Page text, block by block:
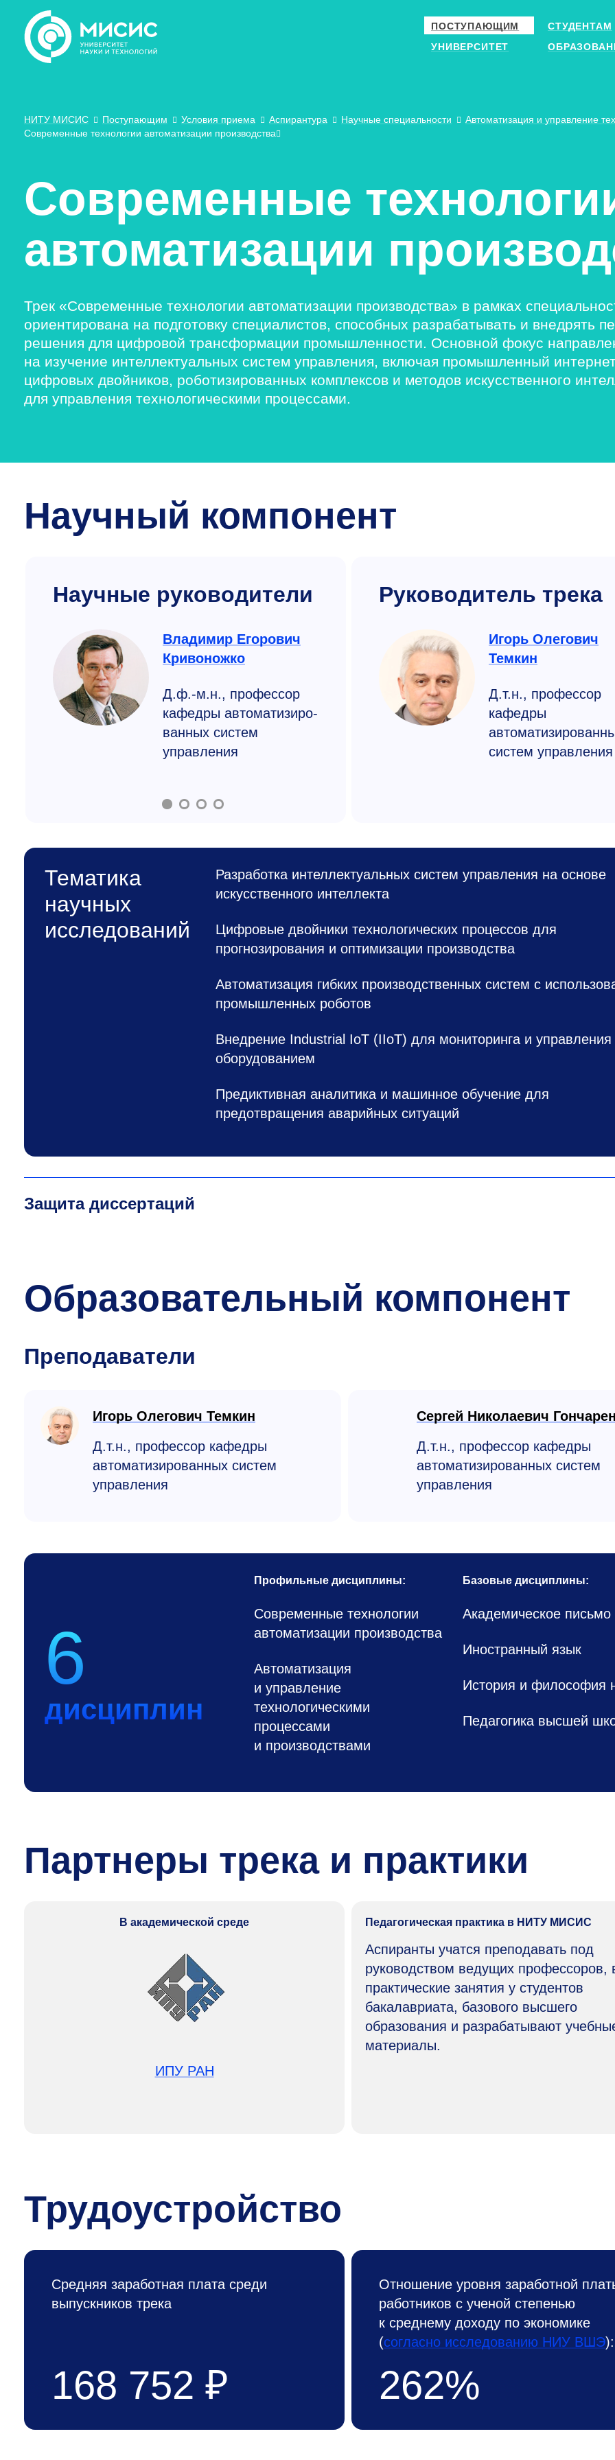
ПОСТУПАЮЩИМ
СТУДЕНТАМ
УНИВЕРСИТЕТ
НИТУ МИСИС Поступающим Условия приема Аспирантура Научные специальности
Автоматизация и управление
Современные технологии автоматизации производства
Современные
автоматизации
Трек «Современные технологии автоматизации производства» в рамках
ориентирована на подготовку специалистов, способных разрабатывать и внедрять
решения для цифровой трансформации промышленности. Основной фокус
на изучение интеллектуальных систем управления, включая промышленный
цифровых двойников, роботизированных комплексов и методов искусственного
для управления технологическими процессами.
Научный компонент
Научные руководители
Владимир Егорович
Кривоножко
Д.ф.-м.н., профессор
кафедры автоматизиро­
ванных систем
управления
Руководитель трека
Игорь Олегович
Темкин
Д.т.н., профессор
кафедры
систем управления
Тематика
научных
исследований
Разработка интеллектуальных систем управления на основе
искусственного интеллекта
Цифровые двойники технологических процессов для
прогнозирования и оптимизации производства
Автоматизация гибких производственных систем с
промышленных роботов
Внедрение Industrial IoT (IIoT) для мониторинга и управления
оборудованием
Предиктивная аналитика и машинное обучение для
предотвращения аварийных ситуаций
Защита диссертаций
Образовательный компонент
Преподаватели
Игорь Олегович Темкин
Д.т.н., профессор кафедры
автоматизированных систем
управления
Сергей Николаевич
Д.т.н., профессор кафедры
автоматизиро­ванных систем
управления
6
дисциплин
Профильные дисциплины:
Современные технологии
автоматизации производства
Автоматизация
и управление
технологическими
процессами
и производствами
Базовые дисциплины:
Академическое письмо
Иностранный язык
История и философия
Педагогика высшей
Партнеры трека и практики
В академической среде
ИПУ РАН
Педагогическая практика в НИТУ МИСИС
Аспиранты учатся преподавать под
руководством ведущих профессоров,
практические занятия у студентов
бакалавриата, базового высшего
образования и разрабатывают
материалы.
Трудоустройство
Средняя заработная плата среди
выпускников трека
168 752 ₽
Отношение уровня заработной
работников с ученой степенью
к среднему доходу по экономике
(согласно исследованию НИУ ВШЭ):
262%